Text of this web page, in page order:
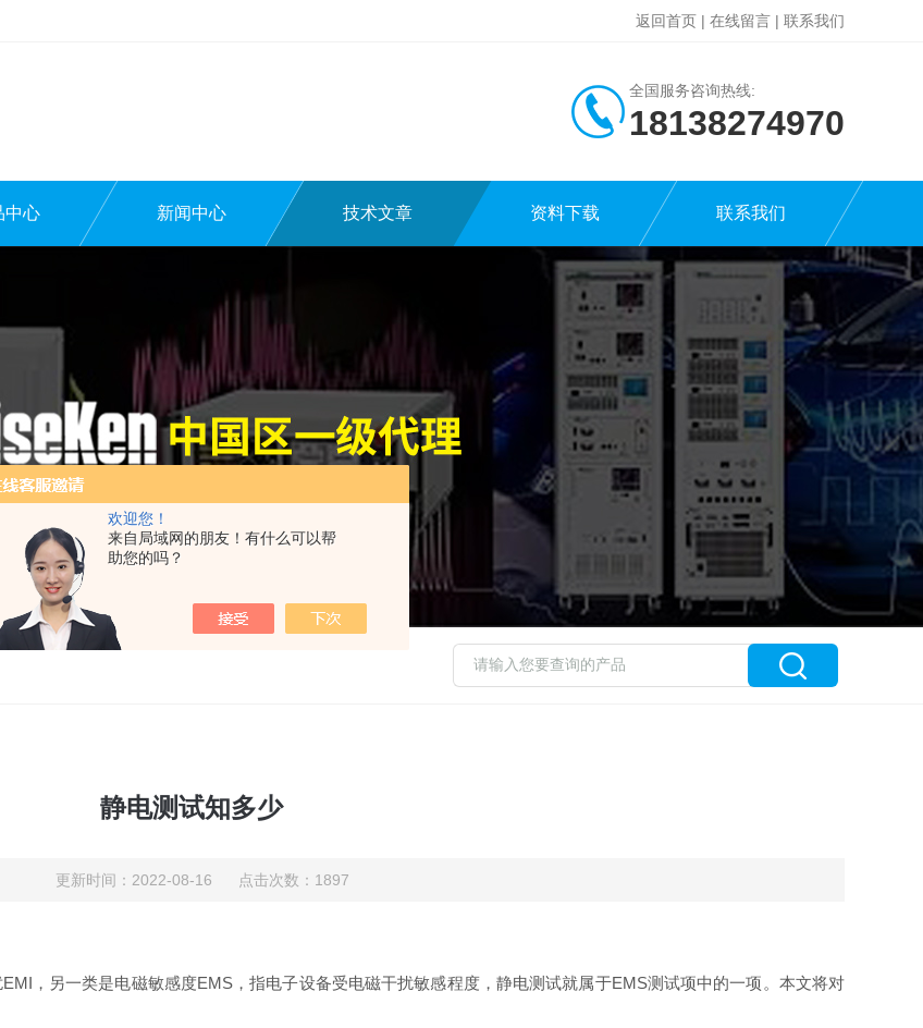
欢迎您！
来自局域网的朋友！有什么可以帮
助您的吗？
返回首页 | 在线留言 | 联系我们
全国服务咨询热线:
18138274970
中心 新闻中心 技术文章 资料下载 联系我们
静电测试知多少
更新时间：2022-08-16 点击次数：1897
，另一类是电磁敏感度EMS，指电子设备受电磁干扰敏感程度，静电测试就属于EMS测试项中的一项。本文将对